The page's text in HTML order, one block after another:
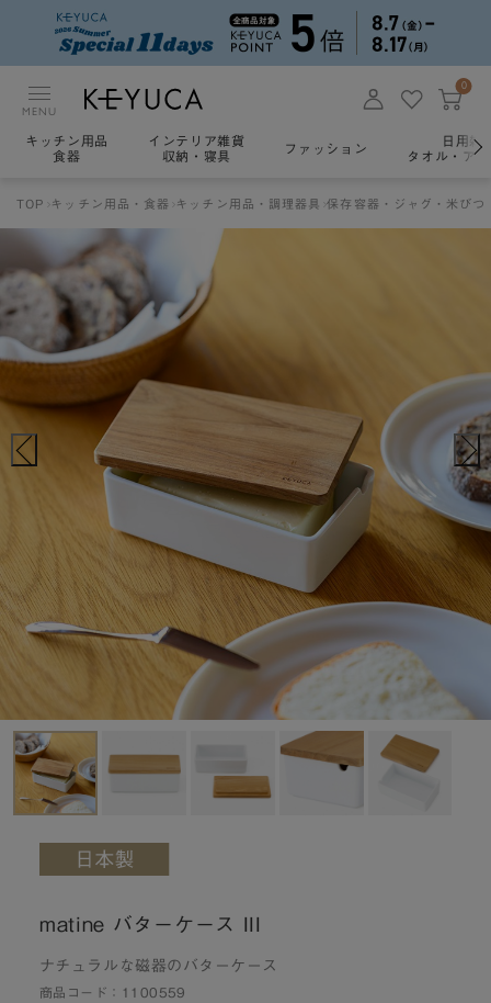
MENU
0
キッチン用品
食器
インテリア雑貨
収納・寝具
ファッション
日用雑
タオル・ア
TOP キッチン用品・食器 キッチン用品・調理器具 保存容器・ジャグ・米びつ
matine バターケース III
ナチュラルな磁器のバターケース
商品コード： 1100559